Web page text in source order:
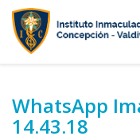
WhatsApp
14.43.18